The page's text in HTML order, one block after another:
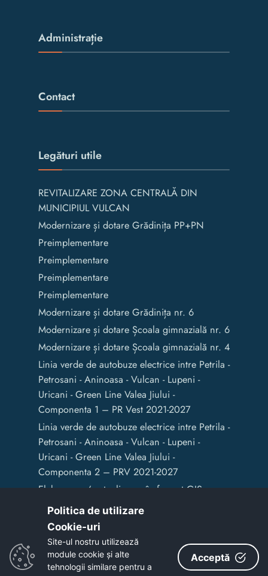
Administrație
Contact
Legături utile
REVITALIZARE ZONA CENTRALĂ DIN
MUNICIPIUL VULCAN
Modernizare și dotare Grădinița PP+PN
Preimplementare
Preimplementare
Preimplementare
Preimplementare
Modernizare și dotare Grădinița nr. 6
Modernizare și dotare Școala gimnazială nr. 6
Modernizare și dotare Școala gimnazială nr. 4
Linia verde de autobuze electrice intre Petrila -
Petrosani - Aninoasa - Vulcan - Lupeni -
Uricani - Green Line Valea Jiului -
Componenta 1 – PR Vest 2021-2027
Linia verde de autobuze electrice intre Petrila -
Petrosani - Aninoasa - Vulcan - Lupeni -
Uricani - Green Line Valea Jiului -
Componenta 2 – PRV 2021-2027
Elaborarea / actualizarea în format GIS a
documentelor de amenajare a teritoriului și
de planificare urbană a Municipiului Vulcan
Copyright © 2020 - Primaria Municipiului Vulcan
Politica de utilizare
Cookie-uri‎
Site-ul nostru utilizează
module cookie și alte
tehnologii similare pentru a
Acceptă